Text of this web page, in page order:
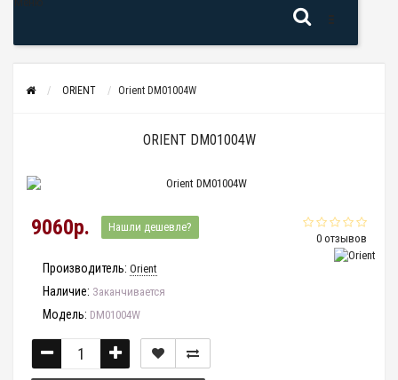
ORIENT Orient DM01004W
ORIENT DM01004W
0 отзывов
9060р. Нашли дешевле?
Производитель: Orient
Наличие: Заканчивается
Модель: DM01004W